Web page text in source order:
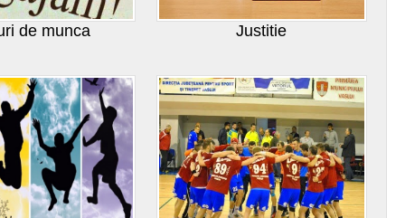
de munca Justitie